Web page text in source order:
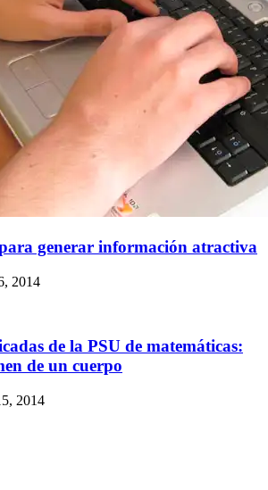
generar información atractiva
2014
de la PSU de matemáticas:
de un cuerpo
2014